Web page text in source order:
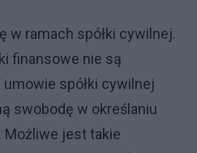
w ramach spółki cywilnej.
finansowe nie są
spółki cywilnej
swobodę w określaniu
Możliwe jest takie